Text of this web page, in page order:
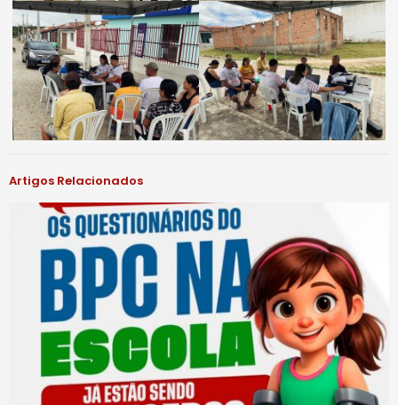
Artigos Relacionados